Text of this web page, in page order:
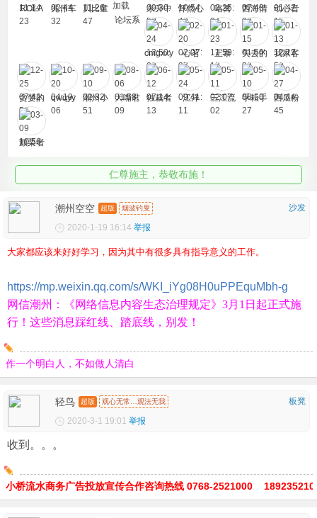
ROLA
ND
兆伟车
业
贝比童
趣屋
加载
论坛系
东升中
介
怦然心
动
咯篱
西海情
歌
动心音
符
cmgxxy
csx
心茗 正泰
失去的
记忆
我家客
栈
贪婪的
爱
qwqyy
ds
潮州小
金鱼
大嘴君
独裁者 江洋
三江流
水
孚耘手
机
西瓜粉
颤栗者
仁尊施主，恭敬布施！
潮州空空 超版 烟波钓叟
沙发
2020-1-19 16:14 举报
大家都应该来好好学习，因为其中有很多具有指导意义的工作。
https://mp.weixin.qq.com/s/WKI_iYg08H0uPPEquMbh-g
网信潮州：《网络信息内容生态治理规定》3月1日起正式施
行！这些消息踩红线、踏底线，别发！
作一个明白人，不如做人清白
轻鸟 超版 观心无常…观法无我
板凳
2020-3-1 19:01 举报
收到。。。
小桥流水商务广告投放宣传合作咨询热线 0768-2521000